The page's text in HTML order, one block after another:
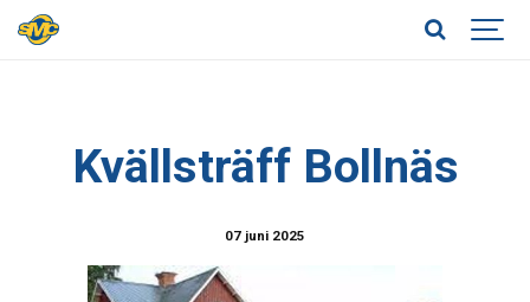
Kvällsträff Bollnäs
07 juni 2025